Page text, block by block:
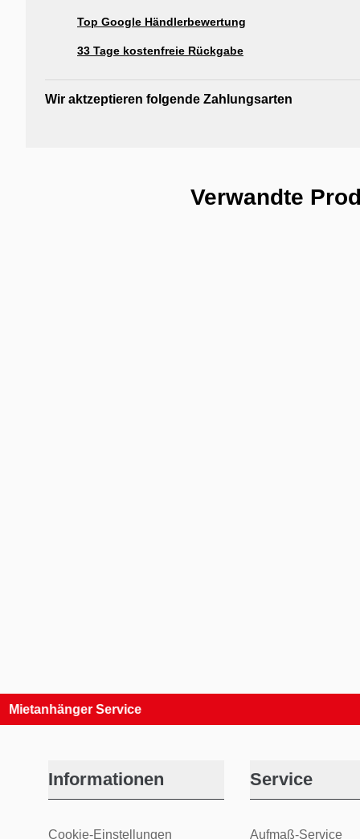
Top Google Händlerbewertung
33 Tage kostenfreie Rückgabe
Wir aktzeptieren folgende Zahlungsarten
Verwandte
Service
Informationen
Cookie-Einstellungen
Service
Aufmaß-Service